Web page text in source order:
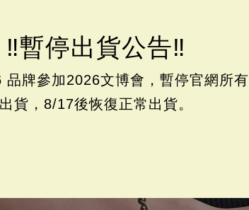
‼️暫停出貨公告‼️
品牌參加2026文博會，暫停官網所有
出貨，8/17後恢復正常出貨。